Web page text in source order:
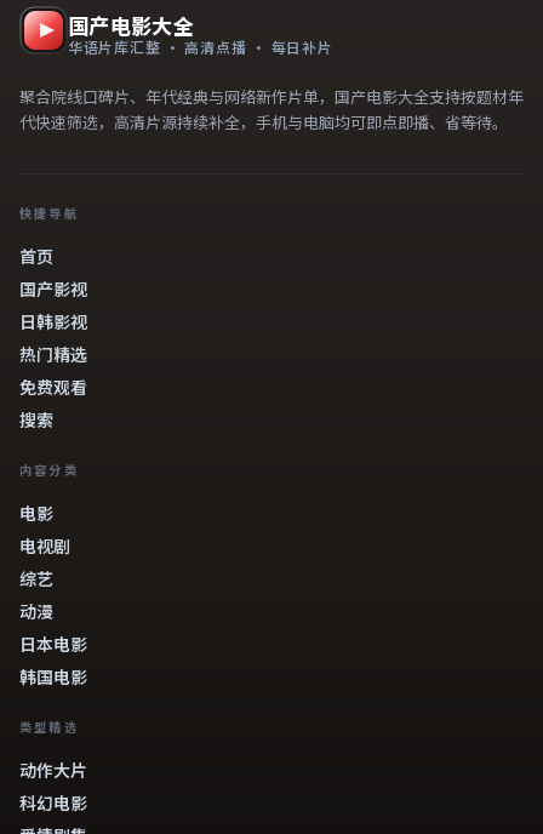
国产电影大全
华语片库汇整 · 高清点播 · 每日补片
聚合院线口碑片、年代经典与网络新作片单，国产电影大全支持按题材年
代快速筛选，高清片源持续补全，手机与电脑均可即点即播、省等待。
快捷导航
首页
国产影视
日韩影视
热门精选
免费观看
搜索
内容分类
电影
电视剧
综艺
动漫
日本电影
韩国电影
类型精选
动作大片
科幻电影